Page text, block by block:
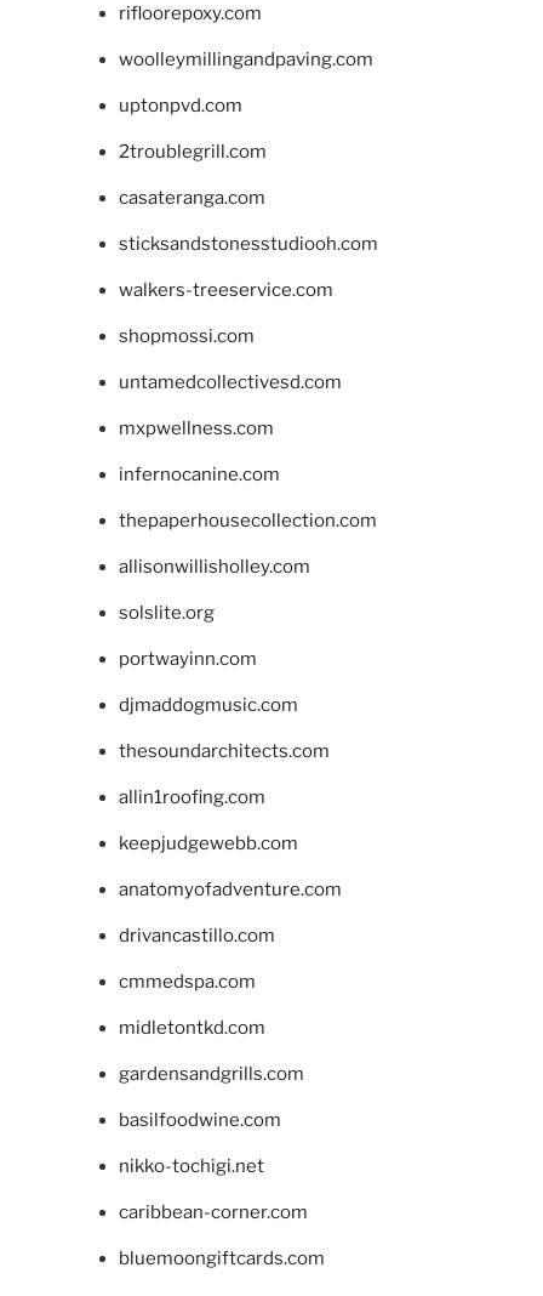
rifloorepoxy.com
woolleymillingandpaving.com
uptonpvd.com
2troublegrill.com
casateranga.com
sticksandstonesstudiooh.com
walkers-treeservice.com
shopmossi.com
untamedcollectivesd.com
mxpwellness.com
infernocanine.com
thepaperhousecollection.com
allisonwillisholley.com
solslite.org
portwayinn.com
djmaddogmusic.com
thesoundarchitects.com
allin1roofing.com
keepjudgewebb.com
anatomyofadventure.com
drivancastillo.com
cmmedspa.com
midletontkd.com
gardensandgrills.com
basilfoodwine.com
nikko-tochigi.net
caribbean-corner.com
bluemoongiftcards.com